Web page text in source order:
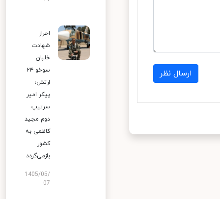
ارسال نظر
احراز
شهادت
خلبان
سوخو ۲۴
ارتش؛
پیکر امیر
سرتیپ
دوم مجید
کاظمی به
کشور
بازمی‌گردد
1405/05/
07